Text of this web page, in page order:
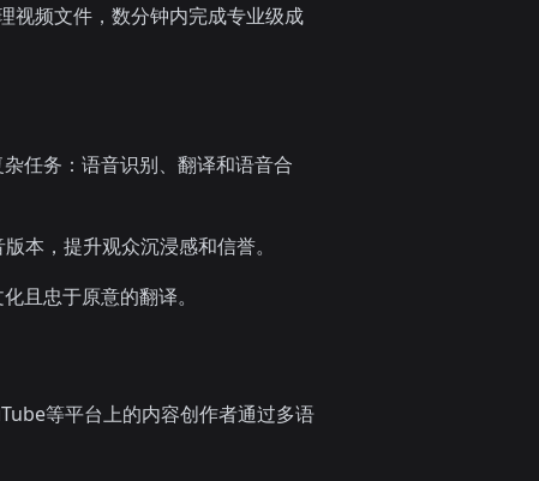
视频文件，数分钟内完成专业级成
任务：语音识别、翻译和语音合
本，提升观众沉浸感和信誉。
且忠于原意的翻译。
等平台上的内容创作者通过多语